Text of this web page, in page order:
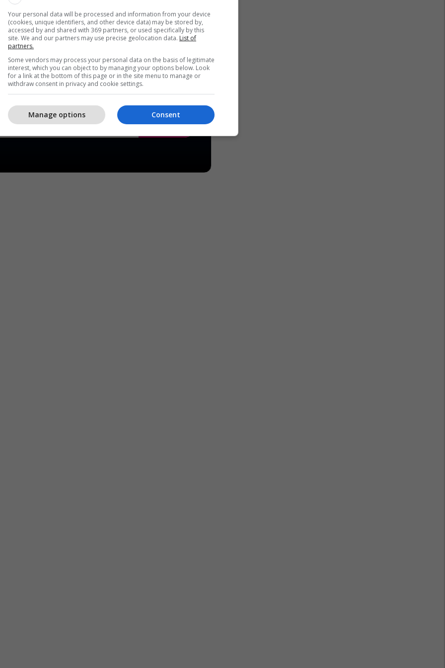
Your personal data will be processed and information from your device
(cookies, unique identifiers, and other device data) may be stored by,
accessed by and shared with 369 partners, or used specifically by this
site. We and our partners may use precise geolocation data. List of
partners.
Some vendors may process your personal data on the basis of legitimate
interest, which you can object to by managing your options below. Look
for a link at the bottom of this page or in the site menu to manage or
withdraw consent in privacy and cookie settings.
Consent
Manage options